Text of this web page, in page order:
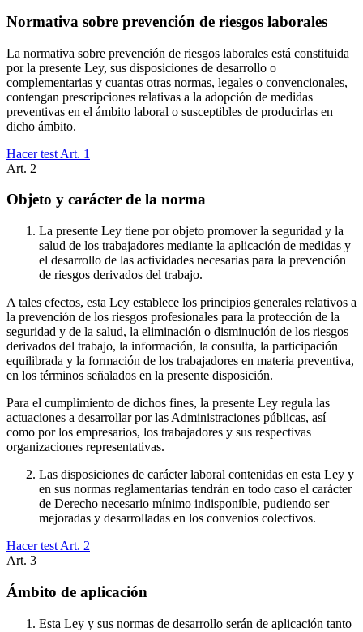
Normativa sobre prevención de riesgos laborales
La normativa sobre prevención de riesgos laborales está constituida
por la presente Ley, sus disposiciones de desarrollo o
complementarias y cuantas otras normas, legales o convencionales,
contengan prescripciones relativas a la adopción de medidas
preventivas en el ámbito laboral o susceptibles de producirlas en
dicho ámbito.
Hacer test Art. 1
Art. 2
Objeto y carácter de la norma
La presente Ley tiene por objeto promover la seguridad y la
salud de los trabajadores mediante la aplicación de medidas y
el desarrollo de las actividades necesarias para la prevención
de riesgos derivados del trabajo.
A tales efectos, esta Ley establece los principios generales relativos a
la prevención de los riesgos profesionales para la protección de la
seguridad y de la salud, la eliminación o disminución de los riesgos
derivados del trabajo, la información, la consulta, la participación
equilibrada y la formación de los trabajadores en materia preventiva,
en los términos señalados en la presente disposición.
Para el cumplimiento de dichos fines, la presente Ley regula las
actuaciones a desarrollar por las Administraciones públicas, así
como por los empresarios, los trabajadores y sus respectivas
organizaciones representativas.
Las disposiciones de carácter laboral contenidas en esta Ley y
en sus normas reglamentarias tendrán en todo caso el carácter
de Derecho necesario mínimo indisponible, pudiendo ser
mejoradas y desarrolladas en los convenios colectivos.
Hacer test Art. 2
Art. 3
Ámbito de aplicación
Esta Ley y sus normas de desarrollo serán de aplicación tanto